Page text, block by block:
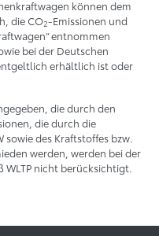
können dem
die CO2-Emissionen und
entnommen
bei der Deutschen
erhältlich ist oder
die durch den
die durch die
des Kraftstoffes bzw.
werden, werden bei der
WLTP nicht berücksichtigt.